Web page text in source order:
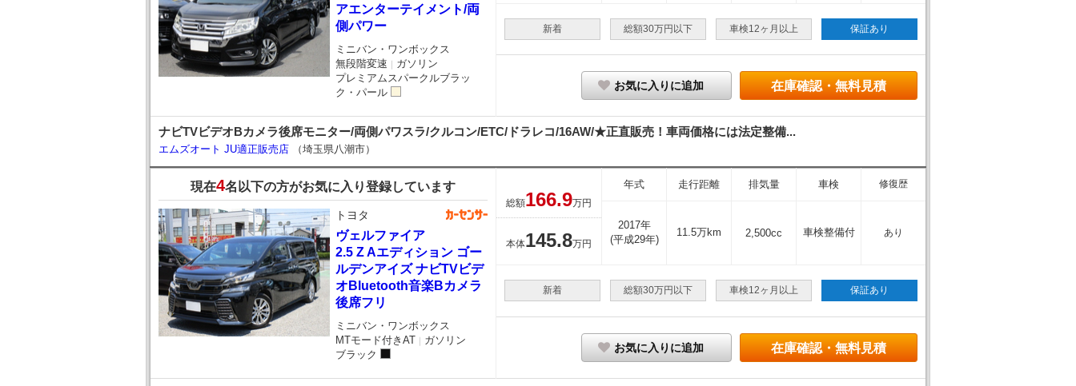
アエンターテイメント/両
側パワー
ミニバン・ワンボックス
無段階変速 ｜ ガソリン
プレミアムスパークルブラッ
ク・パール
新着 総額30万円以下 車検12ヶ月以上 保証あり
在庫確認・無料見積
お気に入りに追加
ナビTVビデオBカメラ後席モニター/両側パワスラ/クルコン/ETC/ドラレコ/16AW/★正直販売！車両価格には法定整備...
エムズオート JU適正販売店 （埼玉県八潮市）
現在4名以下の方がお気に入り登録しています
トヨタ
ヴェルファイア
2.5 Z Aエディション ゴー
ルデンアイズ ナビTVビデ
オBluetooth音楽Bカメラ
後席フリ
ミニバン・ワンボックス
MTモード付きAT ｜ ガソリン
ブラック
総額166.9万円
本体145.8万円
年式 走行距離 排気量 車検 修復歴
2017年
(平成29年)
11.5万km 2,500cc 車検整備付 あり
新着 総額30万円以下 車検12ヶ月以上 保証あり
在庫確認・無料見積
お気に入りに追加